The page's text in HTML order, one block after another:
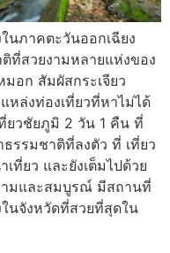
นภาคตะวันออกเฉียง
ที่สวยงามหลายแห่งของ
อก สัมผัสกระเจียว
ล่งท่องเที่ยวที่หาไม่ได้
ยวชัยภูมิ 2 วัน 1 คืน ที่
รรมชาติที่ลงตัว ที่ เที่ยว
ยว และยังเต็มไปด้วย
ามและสมบูรณ์ มีสถานที่
นจังหวัดที่สวยที่สุดใน